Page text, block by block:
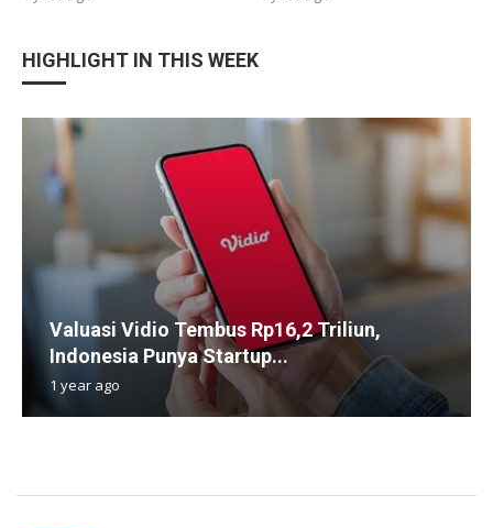
HIGHLIGHT IN THIS WEEK
Valuasi Vidio Tembus Rp16,2 Triliun,
Indonesia Punya Startup...
1 year ago